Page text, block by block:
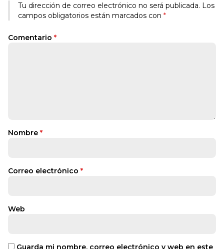
Tu dirección de correo electrónico no será publicada. Los
campos obligatorios están marcados con *
Comentario *
Nombre *
Correo electrónico *
Web
Guarda mi nombre, correo electrónico y web en este